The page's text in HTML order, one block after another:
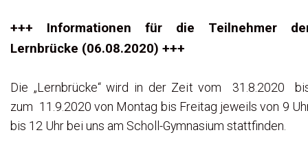
+++ Informationen für die Teilnehmer
Lernbrücke (06.08.2020) +++
Die „Lernbrücke“ wird in der Zeit vom 31.8.2020
zum 11.9.2020 von Montag bis Freitag jeweils von 9
bis 12 Uhr bei uns am Scholl-Gymnasium stattfinden.